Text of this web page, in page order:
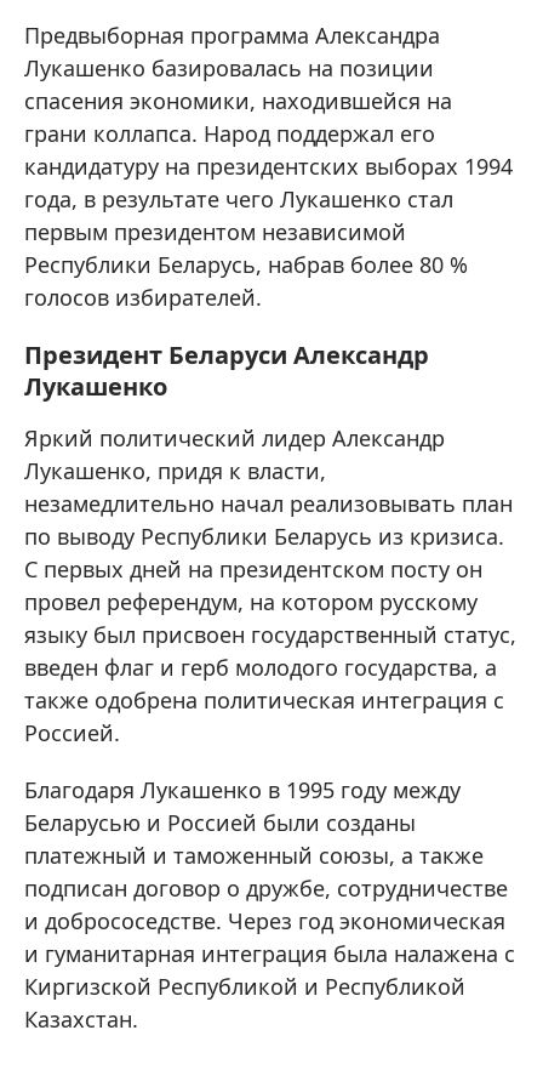
Предвыборная программа Александра
Лукашенко базировалась на позиции
спасения экономики, находившейся на
грани коллапса. Народ поддержал его
кандидатуру на президентских выборах 1994
года, в результате чего Лукашенко стал
первым президентом независимой
Республики Беларусь, набрав более 80 %
голосов избирателей.
Президент Беларуси Александр
Лукашенко
Яркий политический лидер Александр
Лукашенко, придя к власти,
незамедлительно начал реализовывать план
по выводу Республики Беларусь из кризиса.
С первых дней на президентском посту он
провел референдум, на котором русскому
языку был присвоен государственный статус,
введен флаг и герб молодого государства, а
также одобрена политическая интеграция с
Россией.
Благодаря Лукашенко в 1995 году между
Беларусью и Россией были созданы
платежный и таможенный союзы, а также
подписан договор о дружбе, сотрудничестве
и добрососедстве. Через год экономическая
и гуманитарная интеграция была налажена с
Киргизской Республикой и Республикой
Казахстан.